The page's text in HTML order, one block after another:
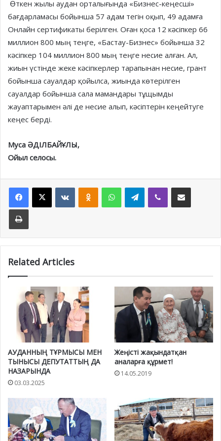
Өткен жылы аудан орталығында «Бизнес-кеңесші»
бағдарламасы бойынша 57 адам тегін оқып, 49 адамға
Онлайн сертификаты берілген. Оған қоса 12 кәсіпкер 66
миллион 800 мың теңге, «Бастау-Бизнес» бойынша 32
кәсіпкер 104 миллион 800 мың теңге несие алған. Ал,
жиын үстінде жеке кәсіпкерлер тарапынан несие, грант
бойынша сауалдар қойылса, жиында көтерілген
сауалдар бойынша сала мамандары тұщымды
жауаптарымен әлі де несие алып, кәсіптерін кеңейтуге
кеңес берді.
Муса ӘДІЛБАЙҰЛЫ,
Ойыл селосы.
Facebook
X VKontakteOdnoklassniki
WhatsAppTelegramViber Share via Email
Print
Related Articles
АУДАННЫҢ ТҰРМЫСЫ МЕН
ТЫНЫСЫ ДЕПУТАТТЫҢ ДА
НАЗАРЫНДА
03.03.2025
Жеңісті жақындатқан
аналарға құрмет!
14.05.2019